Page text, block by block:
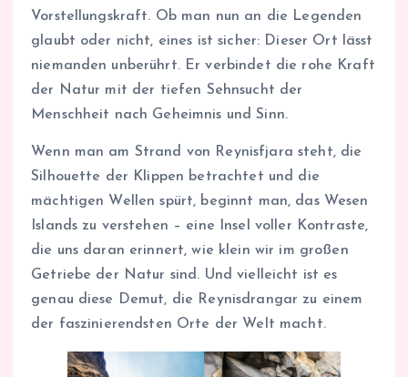
Vorstellungskraft. Ob man nun an die Legenden
glaubt oder nicht, eines ist sicher: Dieser Ort lässt
niemanden unberührt. Er verbindet die rohe Kraft
der Natur mit der tiefen Sehnsucht der
Menschheit nach Geheimnis und Sinn.
Wenn man am Strand von Reynisfjara steht, die
Silhouette der Klippen betrachtet und die
mächtigen Wellen spürt, beginnt man, das Wesen
Islands zu verstehen – eine Insel voller Kontraste,
die uns daran erinnert, wie klein wir im großen
Getriebe der Natur sind. Und vielleicht ist es
genau diese Demut, die Reynisdrangar zu einem
der faszinierendsten Orte der Welt macht.